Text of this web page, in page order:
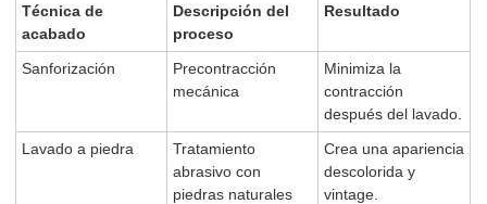
Técnica de
acabado
Descripción del
proceso
Resultado
Sanforización
Precontracción
mecánica
Minimiza la
contracción
después del lavado.
Lavado a piedra
Tratamiento
abrasivo con
piedras naturales
Crea una apariencia
descolorida y
vintage.